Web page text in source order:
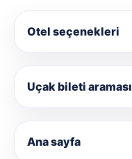
Otel seçenekleri
Uçak bileti araması
Ana sayfa